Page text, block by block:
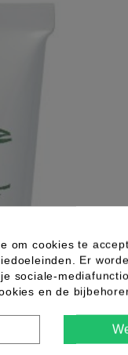
om cookies te
Er
sociale-
en de